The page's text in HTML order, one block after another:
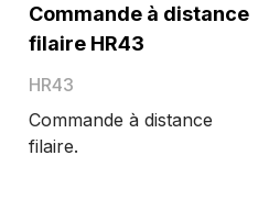
Commande à distance
filaire HR43
HR43
Commande à distance
filaire.